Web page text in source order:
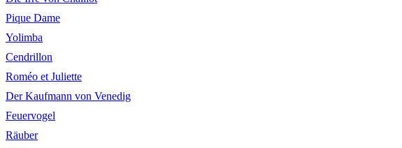
Pique Dame
Yolimba
Cendrillon
Roméo et Juliette
Der Kaufmann von Venedig
Feuervogel
Räuber